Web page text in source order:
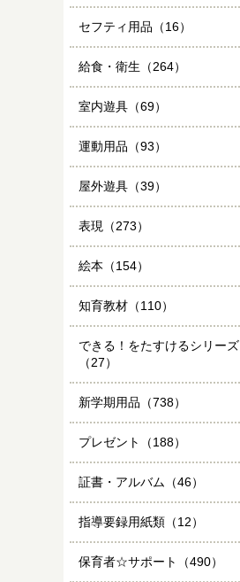
セフティ用品（16）
給食・衛生（264）
室内遊具（69）
運動用品（93）
屋外遊具（39）
表現（273）
絵本（154）
知育教材（110）
できる！をたすけるシリーズ
（27）
新学期用品（738）
プレゼント（188）
証書・アルバム（46）
指導要録用紙類（12）
保育者☆サポート（490）